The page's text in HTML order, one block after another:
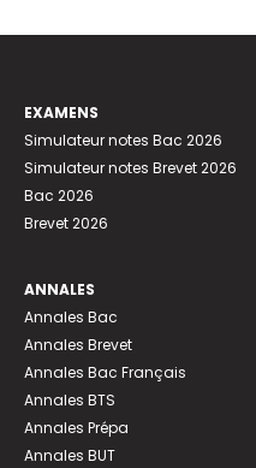
EXAMENS
Simulateur notes Bac 2026
Simulateur notes Brevet 2026
Bac 2026
Brevet 2026
ANNALES
Annales Bac
Annales Brevet
Annales Bac Français
Annales BTS
Annales Prépa
Annales BUT